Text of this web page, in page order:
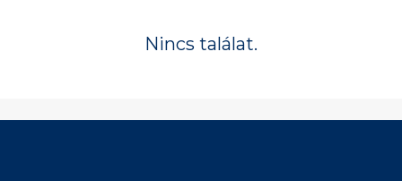
Nincs találat.